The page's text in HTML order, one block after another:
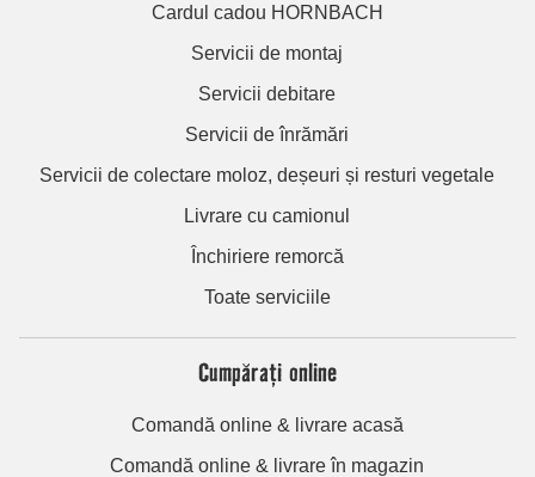
Cardul cadou HORNBACH
Servicii de montaj
Servicii debitare
Servicii de înrămări
Servicii de colectare moloz, deșeuri și resturi vegetale
Livrare cu camionul
Închiriere remorcă
Toate serviciile
Cumpărați online
Comandă online & livrare acasă
Comandă online & livrare în magazin